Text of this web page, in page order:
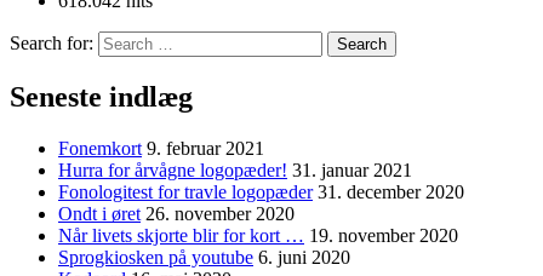
Search for:
Seneste indlæg
Fonemkort 9. februar 2021
Hurra for årvågne logopæder! 31. januar 2021
Fonologitest for travle logopæder 31. december 2020
Ondt i øret 26. november 2020
Når livets skjorte blir for kort … 19. november 2020
Sprogkiosken på youtube 6. juni 2020